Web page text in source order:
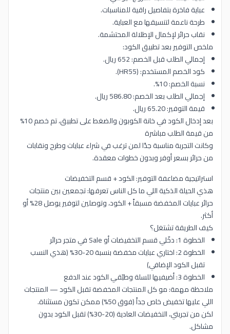
عباية فاخرة بتفاصيل راقية للمناسبات.
طرحة ناعمة لتنسيقها مع العباية.
نقاب حرائر لإكمال الإطلالة المحتشمة.
ملخص التوفير بعد تطبيق الكود:
إجمالي الطلب قبل الخصم: 652 ريال.
كود الخصم المستخدم: (HR55).
نسبة الخصم: 10%.
إجمالي الطلب بعد الخصم: 586.80 ريال.
قيمة التوفير: 65.20 ريال.
بعد إدخال الكود في خانة الكوبون والضغط على تطبيق، تم خصم 10%
من قيمة الطلب مباشرة
وكانت التجربة مناسبة جدًا لمن ترغب في شراء عبايات وطرح ونقابات
من حرائر بسعر أوفر وبدون خطوات معقدة.
استراتيجية مضاعفة التوفير: الكود + قسم التخفيضات
هذي الحيلة الذكية اللي ما كل الناس تعرفها: تجمعين بين منتجات
حرائر عبايات المخفضة مسبقاً + الكود، وتوصلين لتوفير يوصل 28% أو
أكثر.
كيف الطريقة تشتغل؟
الخطوة 1: دخّلي قسم التخفيضات أو Sale في متجر حرائر
الخطوة 2: اختاري عبايات مخفضة بنسبة 20-30% (هذي النسب
تقبل الكود الإضافي)
الخطوة 3: أضيفيها للسلة وطبّقي الكود عند الدفع
ملاحظة مهمة: مو كل المنتجات المخفضة تقبل الكود — المنتجات
اللي عليها تخفيض خاص جداً (فوق 50%) ممكن تكون مستثناة.
لكن من تجربتي، التخفيضات العادية (20-30%) تقبل الكود بدون
مشاكل.